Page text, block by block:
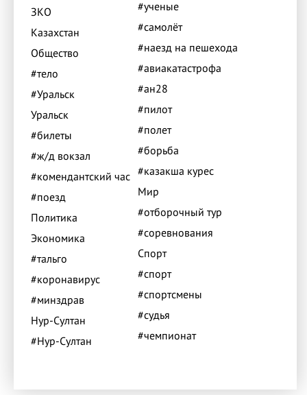
ЗКО
Казахстан
Общество
#тело
#Уральск
Уральск
#билеты
#ж/д вокзал
#комендантский час
#поезд
Политика
Экономика
#тальго
#коронавирус
#минздрав
Нур-Султан
#Нур-Султан
#ученые
#самолёт
#наезд на пешехода
#авиакатастрофа
#ан28
#пилот
#полет
#борьба
#казакша курес
Мир
#отборочный тур
#соревнования
Спорт
#спорт
#спортсмены
#судья
#чемпионат